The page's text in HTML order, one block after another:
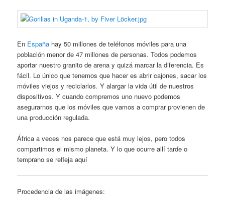
En España hay 50 millones de teléfonos móviles para una
población menor de 47 millones de personas. Todos podemos
aportar nuestro granito de arena y quizá marcar la diferencia. Es
fácil. Lo único que tenemos que hacer es abrir cajones, sacar los
móviles viejos y reciclarlos. Y alargar la vida útil de nuestros
dispositivos. Y cuando compremos uno nuevo podemos
asegurarnos que los móviles que vamos a comprar provienen de
una producción regulada.
África a veces nos parece que está muy lejos, pero todos
compartimos el mismo planeta. Y lo que ocurre allí tarde o
temprano se refleja aquí
Procedencia de las imágenes: